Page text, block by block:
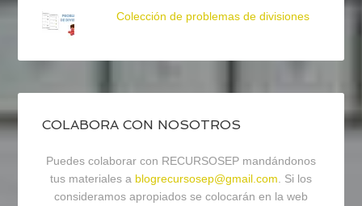
Colección de problemas de divisiones
COLABORA CON NOSOTROS
Puedes colaborar con RECURSOSEP mandándonos
tus materiales a blogrecursosep@gmail.com. Si los
consideramos apropiados se colocarán en la web